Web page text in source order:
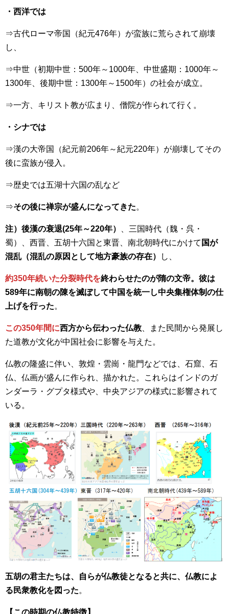
・西洋では
⇒古代ローマ帝国（紀元476年）が蛮族に荒らされて崩壊
し、
⇒中世（初期中世：500年～1000年、中世盛期：1000年～
1300年、後期中世：1300年～1500年）の社会が成立。
⇒一方、キリスト教が広まり、僧院が作られて行く。
・シナでは
⇒漢の大帝国（紀元前206年～紀元220年）が崩壊してその
後に蛮族が侵入。
⇒歴史では五湖十六国の乱など
⇒その後に禅宗が盛んになってきた。
注）後漢の衰退(25年～220年）
、三国時代（魏・呉・
蜀）、西晋、五胡十六国と東晋、南北朝時代にかけて 国が
混乱（混乱の原因として地方豪族の存在）
し、
約350年続いた分裂時代を終わらせたのが隋の文帝。彼は
589年に南朝の陳を滅ぼして中国を統一し中央集権体制の仕
上げを行った。
この350年間に西方から伝わった仏教 、また民間から発展し
た道教が文化が中国社会に影響を与えた。
仏教の隆盛に伴い、敦煌・雲崗・龍門などでは、石窟、石
仏、仏画が盛んに作られ、描かれた。これらはインドのガ
ンダーラ・グプタ様式や、中央アジアの様式に影響されて
いる。
五胡の君主たちは、自らが仏教徒となると共に、仏教によ
る民衆教化を図った。
【この時期の仏教特徴】